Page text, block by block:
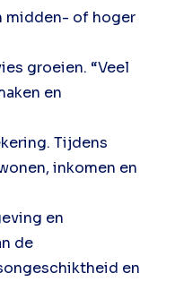
midden- of hoger
groeien. “Veel
en
Tijdens
inkomen en
en
de
en